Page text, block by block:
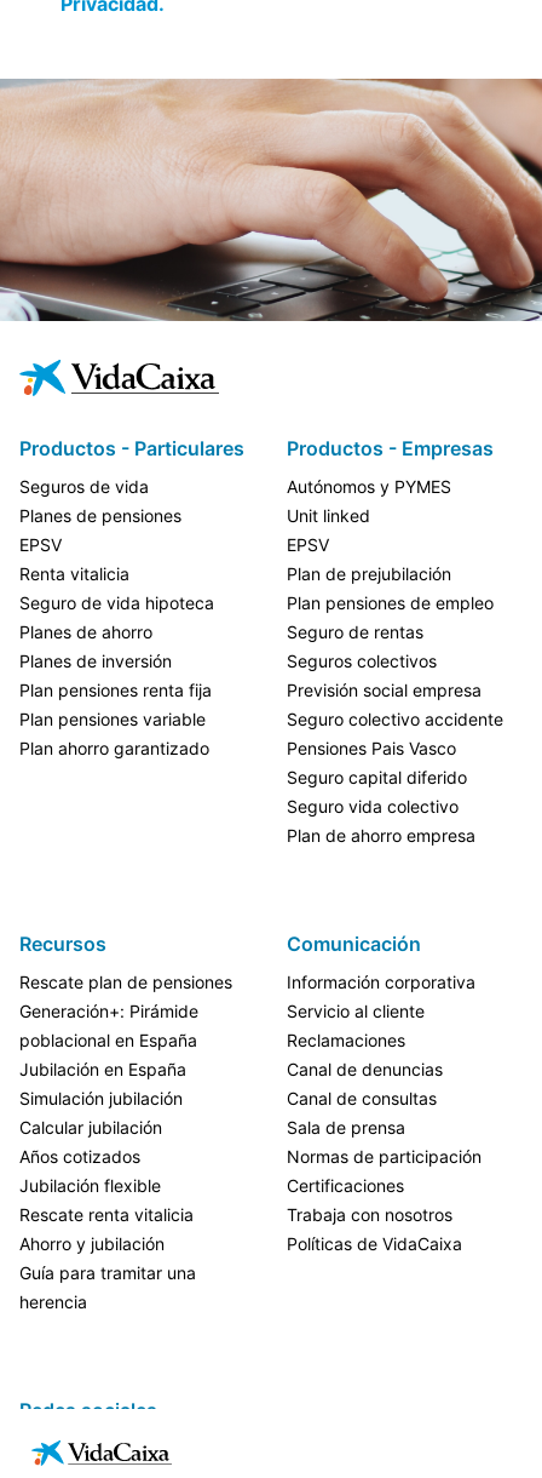
Productos - Particulares
Seguros de vida
Planes de pensiones
EPSV
Renta vitalicia
Seguro de vida hipoteca
Planes de ahorro
Planes de inversión
Plan pensiones renta fija
Plan pensiones variable
Plan ahorro garantizado
Productos - Empresas
Autónomos y PYMES
Unit linked
EPSV
Plan de prejubilación
Plan pensiones de empleo
Seguro de rentas
Seguros colectivos
Previsión social empresa
Seguro colectivo accidente
Pensiones Pais Vasco
Seguro capital diferido
Seguro vida colectivo
Plan de ahorro empresa
Recursos
Rescate plan de pensiones
Generación+: Pirámide
poblacional en España
Jubilación en España
Simulación jubilación
Calcular jubilación
Años cotizados
Jubilación flexible
Rescate renta vitalicia
Ahorro y jubilación
Guía para tramitar una
herencia
Comunicación
Información corporativa
Servicio al cliente
Reclamaciones
Canal de denuncias
Canal de consultas
Sala de prensa
Normas de participación
Certificaciones
Trabaja con nosotros
Políticas de VidaCaixa
Redes sociales